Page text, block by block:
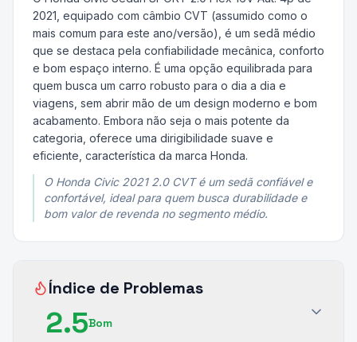
2021, equipado com câmbio CVT (assumido como o
mais comum para este ano/versão), é um sedã médio
que se destaca pela confiabilidade mecânica, conforto
e bom espaço interno. É uma opção equilibrada para
quem busca um carro robusto para o dia a dia e
viagens, sem abrir mão de um design moderno e bom
acabamento. Embora não seja o mais potente da
categoria, oferece uma dirigibilidade suave e
eficiente, característica da marca Honda.
O Honda Civic 2021 2.0 CVT é um sedã confiável e
confortável, ideal para quem busca durabilidade e
bom valor de revenda no segmento médio.
Índice de Problemas
2.5Bom